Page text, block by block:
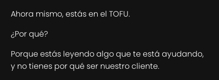
Ahora mismo, estás en el TOFU.
¿Por qué?
Porque estás leyendo algo que te está ayudando,
y no tienes por qué ser nuestro cliente.